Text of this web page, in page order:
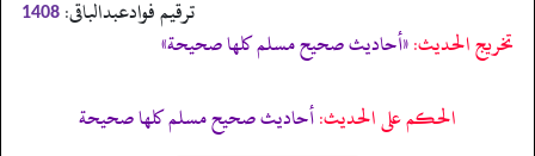
ترقیم فوادعبدالباقی: 1408
تخریج الحدیث:«أحاديث صحيح مسلم كلها صحيحة»
الحكم على الحديث:أحاديث صحيح مسلم كلها صحيحة